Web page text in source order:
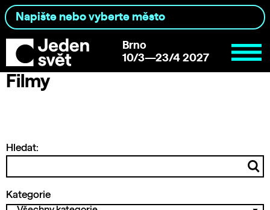
Brno
10/3—23/4 2027
Filmy
Hledat:
Kategorie